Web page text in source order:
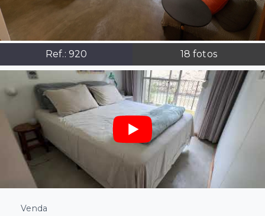
Ref.: 920 18 fotos
Venda